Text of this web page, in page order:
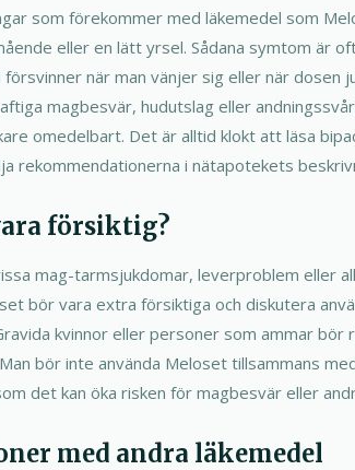
som förekommer med läkemedel som
eller en lätt yrsel. Sådana symtom är
när man vänjer sig eller när dosen
magbesvär, hudutslag eller
omedelbart. Det är alltid klokt att läsa
rekommendationerna i nätapotekets
försiktig?
mag-tarmsjukdomar, leverproblem eller
bör vara extra försiktiga och diskutera
kvinnor eller personer som ammar bör
bör inte använda Meloset tillsammans
det kan öka risken för magbesvär eller
med andra läkemedel